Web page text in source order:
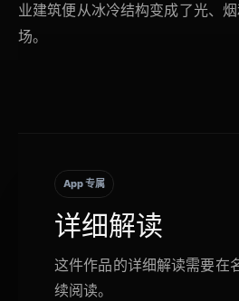
业建筑便从冰冷结构变成了光、
场。
App 专属
详细解读
这件作品的详细解读需要在
续阅读。